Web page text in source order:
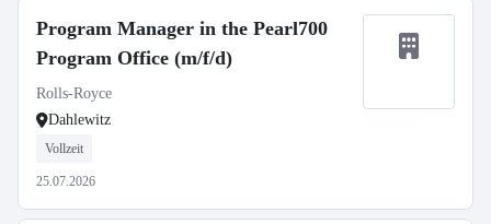
Program Manager in the Pearl700
Program Office (m/f/d)
Rolls-Royce
Dahlewitz
Vollzeit
25.07.2026